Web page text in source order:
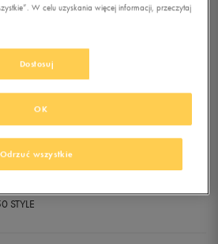
momentu wprowadzenia produktu)
STYLE
W celu uzyskania więcej informacji, przeczytaj
Dostosuj
Odrzuć wszystkie
OK